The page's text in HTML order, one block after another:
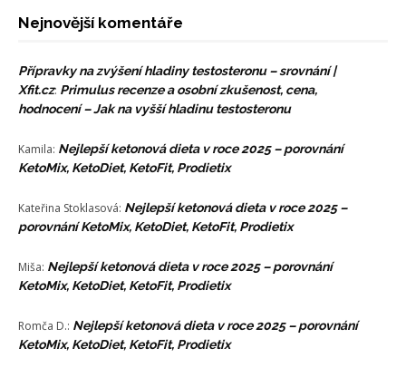
Nejnovější komentáře
Přípravky na zvýšení hladiny testosteronu – srovnání |
Xfit.cz: Primulus recenze a osobní zkušenost, cena,
hodnocení – Jak na vyšší hladinu testosteronu
Kamila: Nejlepší ketonová dieta v roce 2025 – porovnání
KetoMix, KetoDiet, KetoFit, Prodietix
Kateřina Stoklasová: Nejlepší ketonová dieta v roce 2025 –
porovnání KetoMix, KetoDiet, KetoFit, Prodietix
Miša: Nejlepší ketonová dieta v roce 2025 – porovnání
KetoMix, KetoDiet, KetoFit, Prodietix
Romča D.: Nejlepší ketonová dieta v roce 2025 – porovnání
KetoMix, KetoDiet, KetoFit, Prodietix